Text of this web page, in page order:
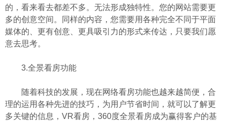
的，看来看去都差不多。无法形成独特性。您的网站需要更
多的创意空间。同样的内容，您需要用各种完全不同于平面
媒体的、更有创意、更具吸引力的形式来传达，只要我们愿
意去思考。
3.全景看房功能
随着科技的发展，现在网络看房功能也越来越简便，合
理的运用各种先进的技巧，为用户节省时间，就可以了解更
多关键的信息，VR看房，360度全景看房成为赢得客户的基